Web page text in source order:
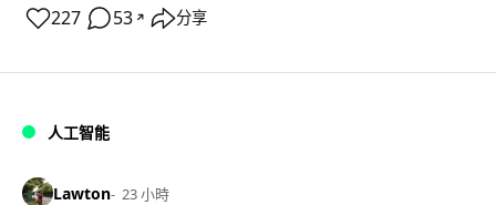
227 53 ↗ 分享
人工智能
Lawton 23 小時